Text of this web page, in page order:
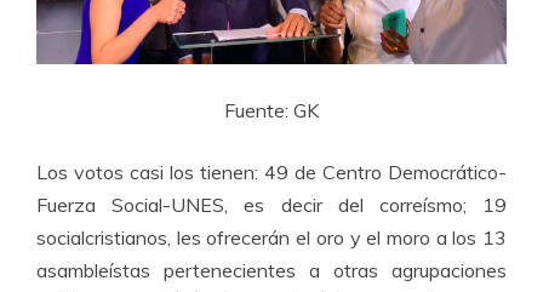
Fuente: GK
Los votos casi los tienen: 49 de Centro Democrático-
Fuerza Social-UNES, es decir del correísmo; 19
socialcristianos, les ofrecerán el oro y el moro a los 13
asambleístas pertenecientes a otras agrupaciones